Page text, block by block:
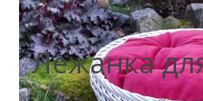
Лежанка